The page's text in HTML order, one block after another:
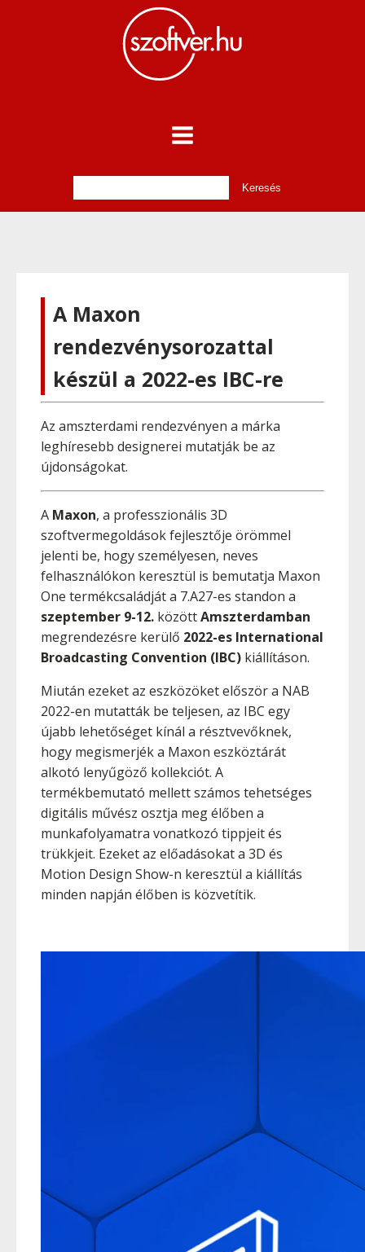
A Maxon
rendezvénysorozattal
készül a 2022-es IBC-re
Az amszterdami rendezvényen a márka
leghíresebb designerei mutatják be az
újdonságokat.
A Maxon, a professzionális 3D
szoftvermegoldások fejlesztője örömmel
jelenti be, hogy személyesen, neves
felhasználókon keresztül is bemutatja Maxon
One termékcsaládját a 7.A27-es standon a
szeptember 9-12. közöttAmszterdamban
megrendezésre kerülő 2022-es International
Broadcasting Convention (IBC) kiállításon.
Miután ezeket az eszközöket először a NAB
2022-en mutatták be teljesen, az IBC egy
újabb lehetőséget kínál a résztvevőknek,
hogy megismerjék a Maxon eszköztárát
alkotó lenyűgöző kollekciót. A
termékbemutató mellett számos tehetséges
digitális művész osztja meg élőben a
munkafolyamatra vonatkozó tippjeit és
trükkjeit. Ezeket az előadásokat a 3D és
Motion Design Show-n keresztül a kiállítás
minden napján élőben is közvetítik.